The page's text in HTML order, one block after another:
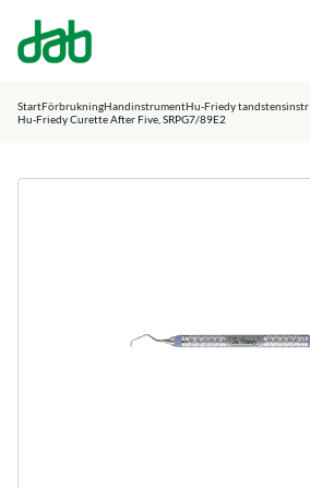
DAB Dental
StartFörbrukningHandinstrumentHu-Friedy tandstensinstr
Hu-Friedy Curette After Five, SRPG7/89E2